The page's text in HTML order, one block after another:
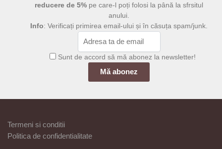
reducere de 5% pe care-l poți folosi la până la sfrsitul
anului.
Info: Verificați primirea email-ului și în căsuța spam/junk.
Sunt de accord să mă abonez la newsletter!
Termeni si conditii
Politica de confidentialitate